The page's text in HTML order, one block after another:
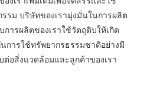
รม บริษัทของเรามุ่งมั่นในการผลิต
ารผลิตของเราใช้วัตถุดิบให้เกิด
การใช้ทรัพยากรธรรมชาติอย่างมี
อสิ่งแวดล้อมและลูกค้าของเรา